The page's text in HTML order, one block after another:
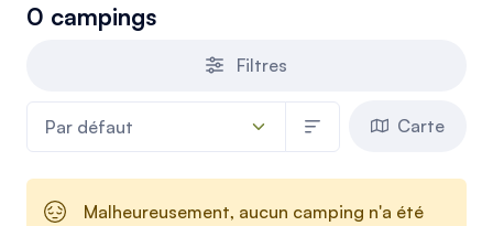
0 campings
Filtres
Carte
Malheureusement, aucun camping n'a été